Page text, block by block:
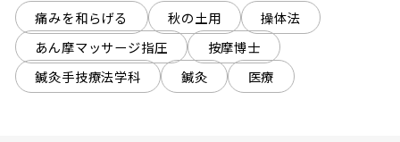
痛みを和らげる 秋の土用
操体法
あん摩マッサージ指圧
按摩博士
鍼灸手技療法学科
鍼灸 医療